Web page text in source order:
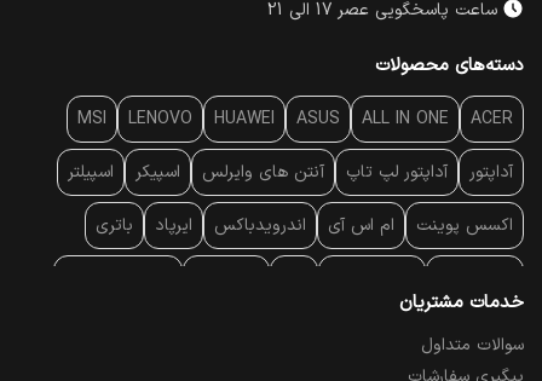
ساعت پاسخگویی عصر 17 الی 21
دسته‌های محصولات
ACER
ALL IN ONE
ASUS
HUAWEI
LENOVO
MSI
آداپتور آداپتور لپ تاپ آنتن‌ های وایرلس اسپیکر اسپیلتر
اکسس پوینت ام اس آی اندرویدباکس ایرپاد باتری
پایه سقفی
خدمات مشتریان
سوالات متداول